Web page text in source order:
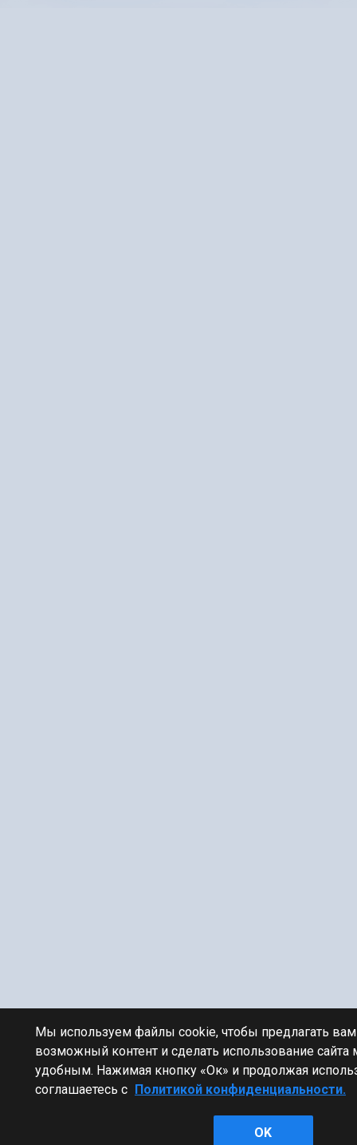
Мы используем файлы cookie, чтобы предлагать
возможный контент и сделать использование сайта
удобным. Нажимая кнопку «Ок» и продолжая
соглашаетесь с Политикой конфиденциальности.
OK